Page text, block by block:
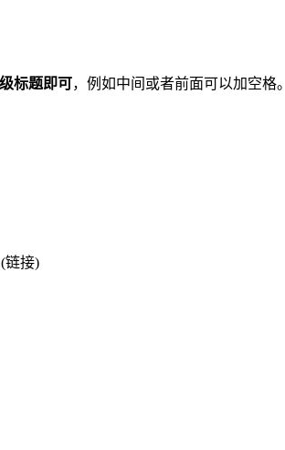
标题即可，例如中间或者前面可以加空格。
链接)